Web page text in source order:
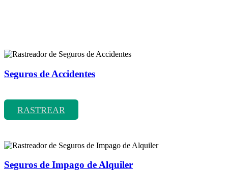
Seguros de Accidentes
RASTREAR
Seguros de Impago de Alquiler